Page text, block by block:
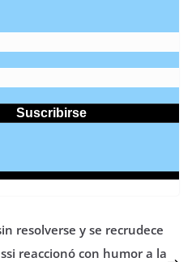
resolverse y se recrudece
reaccionó con humor a la